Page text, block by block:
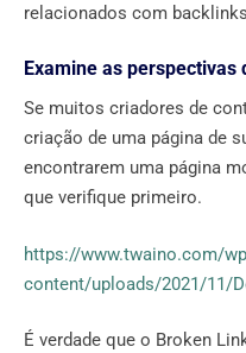
relacionados com
Examine as perspectivas
Se muitos criadores de
criação de uma página de
encontrarem uma página
que verifique primeiro.
https://www.twaino.com/
content/uploads/2021/11/
É verdade que o Broken